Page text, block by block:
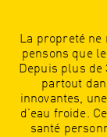
La propreté ne
pensons que
Depuis plus de
partout
innovantes,
d’eau froide.
santé